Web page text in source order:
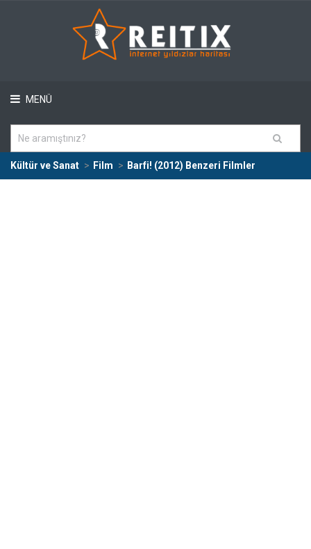
MENÜ
Kültür ve Sanat Film Barfi! (2012) Benzeri Filmler